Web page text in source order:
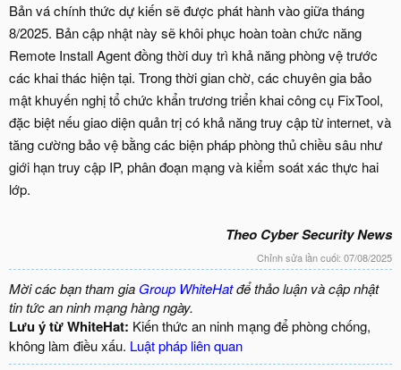
Bản vá chính thức dự kiến sẽ được phát hành vào giữa tháng
8/2025. Bản cập nhật này sẽ khôi phục hoàn toàn chức năng
Remote Install Agent đồng thời duy trì khả năng phòng vệ trước
các khai thác hiện tại. Trong thời gian chờ, các chuyên gia bảo
mật khuyến nghị tổ chức khẩn trương triển khai công cụ FixTool,
đặc biệt nếu giao diện quản trị có khả năng truy cập từ internet, và
tăng cường bảo vệ bằng các biện pháp phòng thủ chiều sâu như
giới hạn truy cập IP, phân đoạn mạng và kiểm soát xác thực hai
lớp.
Theo Cyber Security News
Chỉnh sửa lần cuối: 07/08/2025
Mời các bạn tham gia Group WhiteHatđể thảo luận và cập nhật
tin tức an ninh mạng hàng ngày.
Lưu ý từ WhiteHat: Kiến thức an ninh mạng để phòng chống,
không làm điều xấu. Luật pháp liên quan